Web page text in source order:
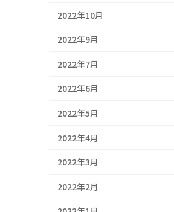
2022年10月
2022年9月
2022年7月
2022年6月
2022年5月
2022年4月
2022年3月
2022年2月